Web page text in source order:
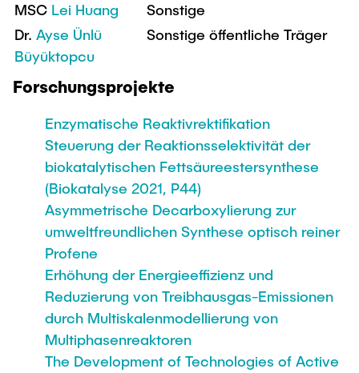
MSC Lei Huang
Sonstige
Dr. Ayse Ünlü
Büyüktopcu
Sonstige öffentliche Träger
Forschungsprojekte
Enzymatische Reaktivrektifikation
Steuerung der Reaktionsselektivität der
biokatalytischen Fettsäureestersynthese
(Biokatalyse 2021, P44)
Asymmetrische Decarboxylierung zur
umweltfreundlichen Synthese optisch reiner
Profene
Erhöhung der Energieeffizienz und
Reduzierung von Treibhausgas-Emissionen
durch Multiskalenmodellierung von
Multiphasenreaktoren
The Development of Technologies of Active